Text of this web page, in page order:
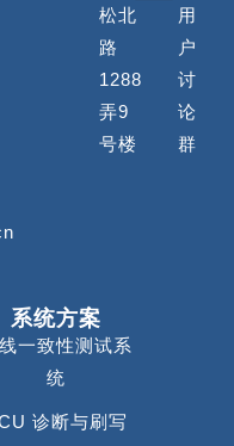
松北
路
1288
弄9
号楼
用
户
讨
论
群
系统方案
一致性测试系
统
诊断与刷写